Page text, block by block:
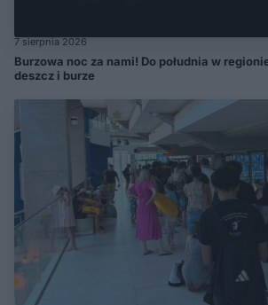
7 sierpnia 2026
Burzowa noc za nami! Do południa w
deszcz i burze